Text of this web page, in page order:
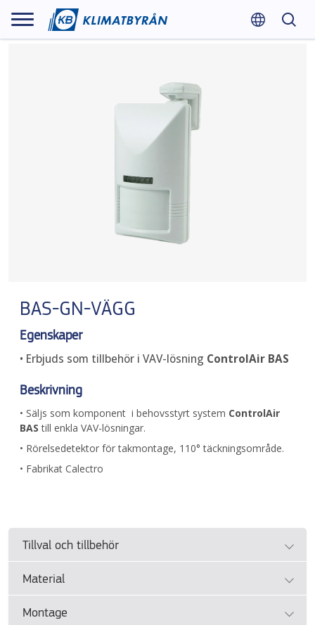
BAS-GN-VÄGG
Egenskaper
• Erbjuds som tillbehör i VAV-lösning ControlAir BAS
Beskrivning
• Säljs som komponent i behovsstyrt system ControlAir
BAS till enkla VAV-lösningar.
• Rörelsedetektor för takmontage, 110° täckningsområde.
• Fabrikat Calectro
Tillval och tillbehör
• Se separat dokument
BAS.
Material
• Se tillverkarens dokumentation
Montage